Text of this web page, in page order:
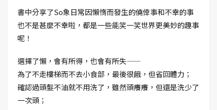
書中分享了So象日常因懶惰而發生的僥倖事和不幸的事
也不是甚麼不幸啦，都是一些能笑一笑世界更美妙的趣事
呢！
選擇了懶，會有所得，也會有所失——
為了不走樓梯而不去小食部，最後很餓，但省回體力；
確認過頭髮不油就不用洗了，雖然頭癢癢，但還是洗少了
一次頭；